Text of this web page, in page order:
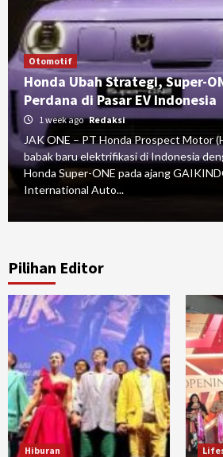
Otomotif
Honda Ubah Strategi, Super-
Perdana di Pasar EV Indonesia
1 week ago Redaksi
JAK ONE – PT Honda Prospect Motor
babak baru elektrifikasi di Indonesia
Honda Super-ONE pada ajang
International Auto...
Pilihan Editor
Hiburan